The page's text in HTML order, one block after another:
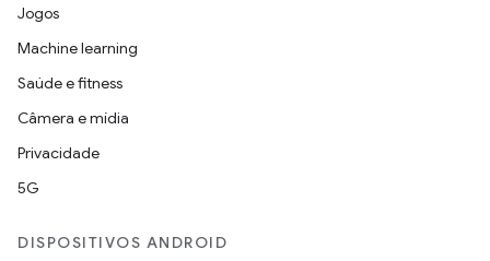
Jogos
Machine learning
Saúde e fitness
Câmera e mídia
Privacidade
5G
DISPOSITIVOS ANDROID